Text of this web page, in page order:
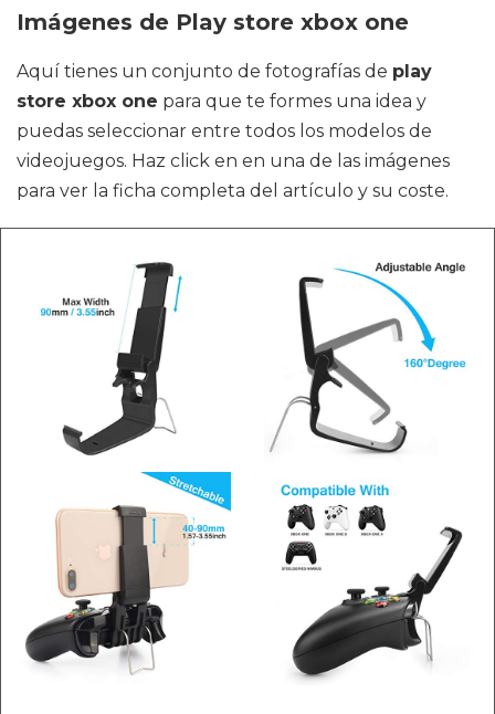
Imágenes de Play store xbox one
Aquí tienes un conjunto de fotografías de play
store xbox one para que te formes una idea y
puedas seleccionar entre todos los modelos de
videojuegos. Haz click en en una de las imágenes
para ver la ficha completa del artículo y su coste.